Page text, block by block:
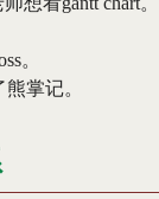
。
掌记。